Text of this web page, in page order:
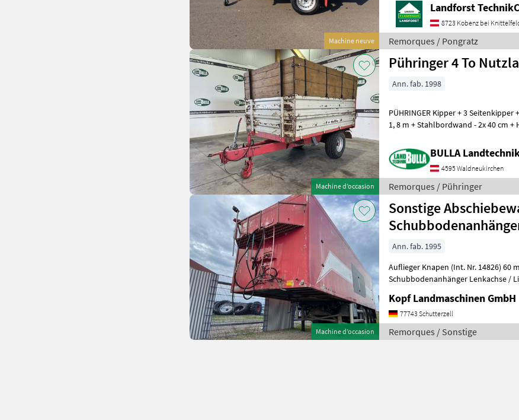
Machine neuve
Landforst
8723 Kobenz bei
Remorques / Pongratz
Machine d’occasion
Pühringer 4 To
Ann. fab. 1998
PÜHRINGER Kipper + 3 Seitenkipper
1, 8 m + Stahlbordwand - 2x 40 cm +
BULLA
4595 Waldneukirchen
Remorques / Pühringer
Machine d’occasion
Sonstige
Ann. fab. 1995
Auflieger Knapen (Int. Nr. 14826) 60 m³ Abschiebewagen /
Schubbodenanhänger Lenkachse /
Kopf Landmaschinen GmbH
77743 Schutterzell
Remorques / Sonstige